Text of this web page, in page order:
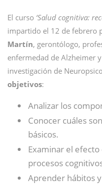
El curso ‘Salud cognitiva:
impartido el 12 de febrero
Martín, gerontólogo,
enfermedad de Alzheimer
investigación de
objetivos:
Analizar los
Conocer cuáles
básicos.
Examinar el
procesos
Aprender hábitos